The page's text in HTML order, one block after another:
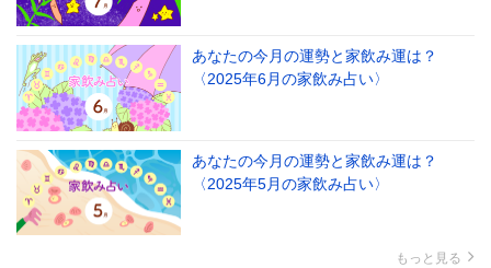
あなたの今月の運勢と家飲み運は？
〈2025年6月の家飲み占い〉
あなたの今月の運勢と家飲み運は？
〈2025年5月の家飲み占い〉
もっと見る